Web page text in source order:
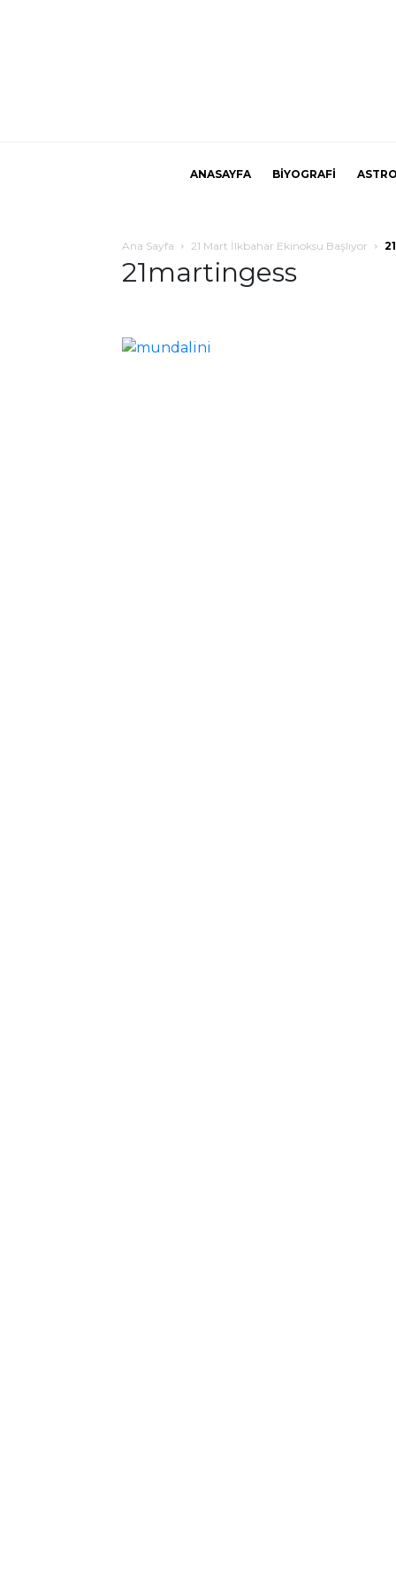
ANASAYFA BİYOGRAFİ
Ana Sayfa 21 Mart İlkbahar Ekinoksu Başlıyor
21martingess